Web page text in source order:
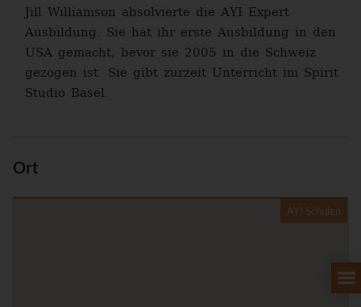
Jill Williamson absolvierte die AYI Expert
Ausbildung. Sie hat ihr erste Ausbildung in den
USA gemacht, bevor sie 2005 in die Schweiz
gezogen ist. Sie gibt zurzeit Unterricht im Spirit
Studio Basel.
Ort
AYI Schulen